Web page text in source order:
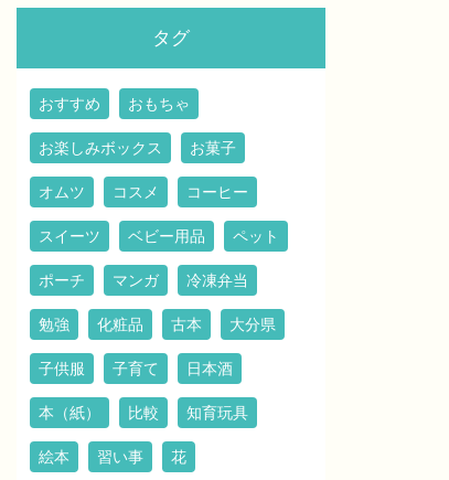
タグ
おすすめ おもちゃ
お楽しみボックス お菓子
オムツ コスメ コーヒー
スイーツ ベビー用品 ペット
ポーチ マンガ 冷凍弁当
勉強 化粧品 古本 大分県
子供服 子育て 日本酒
本（紙） 比較 知育玩具
絵本 習い事 花